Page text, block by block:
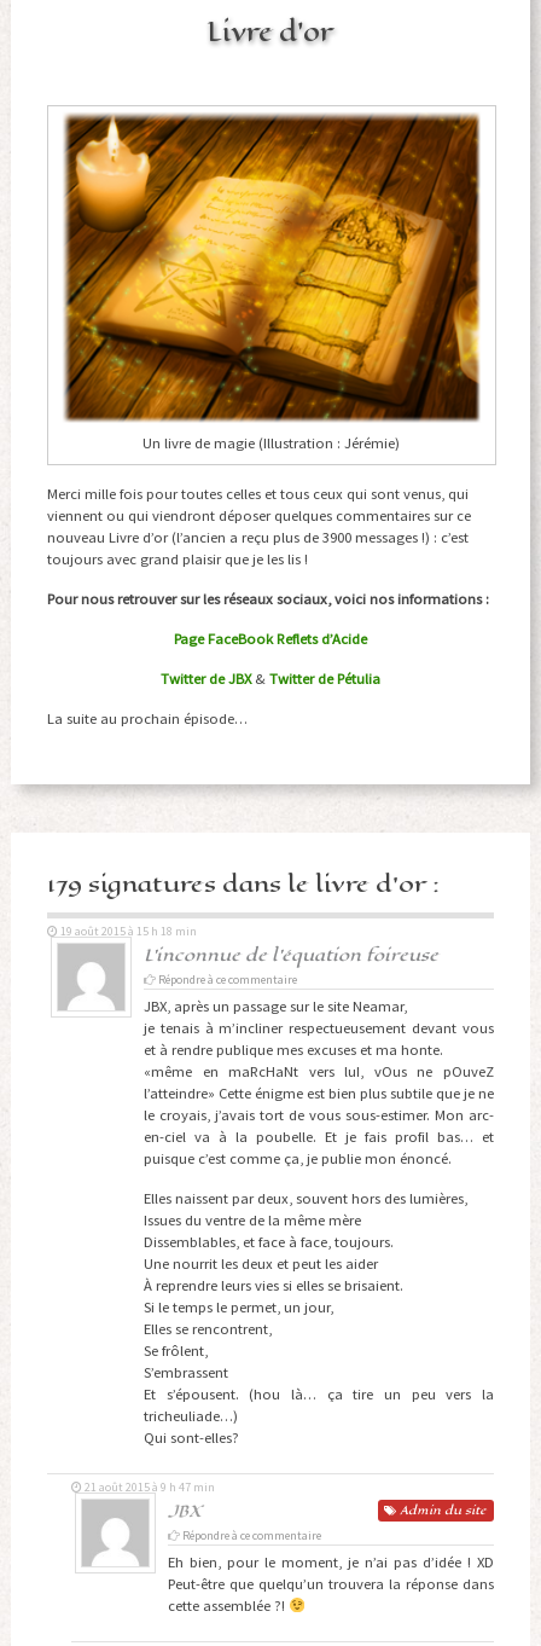
Livre d’or
Un livre de magie (Illustration : Jérémie)
Merci mille fois pour toutes celles et tous ceux qui sont venus, qui
viennent ou qui viendront déposer quelques commentaires sur ce
nouveau Livre d’or (l’ancien a reçu plus de 3900 messages !) : c’est
toujours avec grand plaisir que je les lis !
Pour nous retrouver sur les réseaux sociaux, voici nos informations :
Page FaceBook Reflets d’Acide
Twitter de JBX& Twitter de Pétulia
La suite au prochain épisode…
179 signatures dans le livre d'or :
L'inconnue de l'équation foireuse
19 août 2015 à 15 h 18 min
Répondre à ce commentaire
JBX, après un passage sur le site Neamar,
je tenais à m’incliner respectueusement devant vous
et à rendre publique mes excuses et ma honte.
«même en maRcHaNt vers luI, vOus ne pOuveZ
l’atteindre» Cette énigme est bien plus subtile que je ne
le croyais, j’avais tort de vous sous-estimer. Mon arc-
en-ciel va à la poubelle. Et je fais profil bas… et
puisque c’est comme ça, je publie mon énoncé.
Elles naissent par deux, souvent hors des lumières,
Issues du ventre de la même mère
Dissemblables, et face à face, toujours.
Une nourrit les deux et peut les aider
À reprendre leurs vies si elles se brisaient.
Si le temps le permet, un jour,
Elles se rencontrent,
Se frôlent,
S’embrassent
Et s’épousent. (hou là… ça tire un peu vers la
tricheuliade…)
Qui sont-elles?
JBX Admin du site
21 août 2015 à 9 h 47 min
Répondre à ce commentaire
Eh bien, pour le moment, je n’ai pas d’idée ! XD
Peut-être que quelqu’un trouvera la réponse dans
cette assemblée ?!